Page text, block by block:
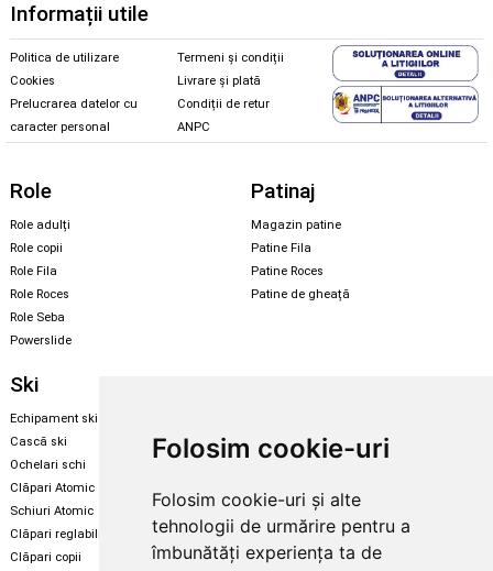
Folosim cookie-uri
Folosim cookie-uri și alte
tehnologii de urmărire pentru a
îmbunătăți experiența ta de
Informații utile
Politica de utilizare
Cookies
Prelucrarea datelor cu
caracter personal
Termeni și condiții
Livrare și plată
Condiții de retur
ANPC
Role
Role adulți
Role copii
Role Fila
Role Roces
Role Seba
Powerslide
Patinaj
Magazin patine
Patine Fila
Patine Roces
Patine de gheață
Ski
Echipament ski
Cască ski
Ochelari schi
Clăpari Atomic
Schiuri Atomic
Clăpari reglabili
Clăpari copii
Echipament snowboard
Skate & longboard
Santa Cruz
Enuff Skateboards